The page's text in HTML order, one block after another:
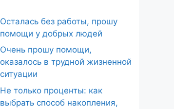
Осталась без работы, прошу
помощи у добрых людей
Очень прошу помощи,
оказалось в трудной жизненной
ситуации
Не только проценты: как
выбрать способ накопления,